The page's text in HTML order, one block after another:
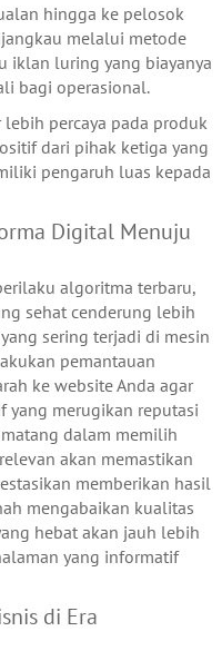
hingga ke pelosok
melalui metode
iklan luring yang biayanya
bagi operasional.
percaya pada produk
dari pihak ketiga yang
pengaruh luas kepada
Digital Menuju
algoritma terbaru,
sehat cenderung lebih
sering terjadi di mesin
pemantauan
ke website Anda agar
merugikan reputasi
dalam memilih
akan memastikan
memberikan hasil
mengabaikan kualitas
hebat akan jauh lebih
yang informatif
di Era